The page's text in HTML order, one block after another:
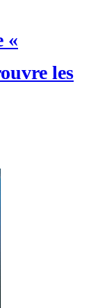
«
les